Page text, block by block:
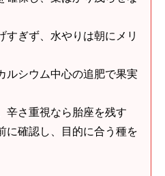
すぎず、水やりは朝にメリ
ルシウム中心の追肥で果実
辛さ重視なら胎座を残す
に確認し、目的に合う種を